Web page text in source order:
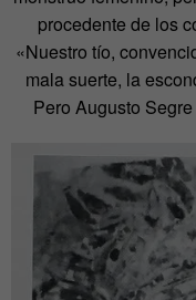
procedente de los
«Nuestro tío,
mala suerte, la
Pero Augusto